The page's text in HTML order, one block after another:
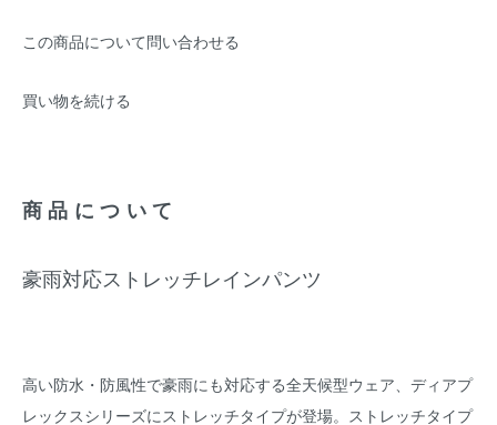
この商品について問い合わせる
買い物を続ける
商品について
豪雨対応ストレッチレインパンツ
高い防水・防風性で豪雨にも対応する全天候型ウェア、ディアプ
レックスシリーズにストレッチタイプが登場。ストレッチタイプ